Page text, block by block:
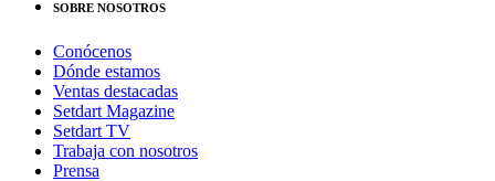
SOBRE NOSOTROS
Conócenos
Dónde estamos
Ventas destacadas
Setdart Magazine
Setdart TV
Trabaja con nosotros
Prensa